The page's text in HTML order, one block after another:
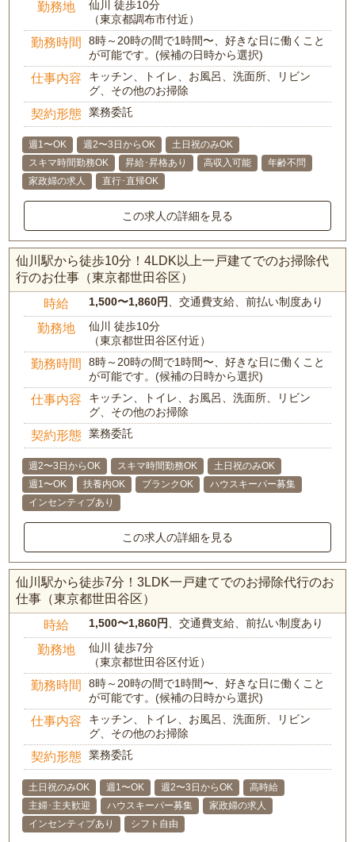
勤務地
仙川 徒歩10分
（東京都調布市付近）
勤務時間
8時～20時の間で1時間〜、好きな日に働くこと
が可能です。(候補の日時から選択)
仕事内容
キッチン、トイレ、お風呂、洗面所、リビン
グ、その他のお掃除
契約形態 業務委託
週1〜OK 週2〜3日からOK
土日祝のみOK
スキマ時間勤務OK
昇給･昇格あり 高収入可能
年齢不問
家政婦の求人
直行･直帰OK
この求人の詳細を見る
仙川駅から徒歩10分！4LDK以上一戸建てでのお掃除代
行のお仕事（東京都世田谷区）
時給 1,500〜1,860円、交通費支給、前払い制度あり
勤務地
仙川 徒歩10分
（東京都世田谷区付近）
勤務時間
8時～20時の間で1時間〜、好きな日に働くこと
が可能です。(候補の日時から選択)
仕事内容
キッチン、トイレ、お風呂、洗面所、リビン
グ、その他のお掃除
契約形態 業務委託
週2〜3日からOK スキマ時間勤務OK
土日祝のみOK
週1〜OK
扶養内OK ブランクOK
ハウスキーパー募集
インセンティブあり
この求人の詳細を見る
仙川駅から徒歩7分！3LDK一戸建てでのお掃除代行のお
仕事（東京都世田谷区）
時給 1,500〜1,860円、交通費支給、前払い制度あり
勤務地
仙川 徒歩7分
（東京都世田谷区付近）
勤務時間
8時～20時の間で1時間〜、好きな日に働くこと
が可能です。(候補の日時から選択)
仕事内容
キッチン、トイレ、お風呂、洗面所、リビン
グ、その他のお掃除
契約形態 業務委託
土日祝のみOK 週1〜OK 週2〜3日からOK
高時給
主婦･主夫歓迎
ハウスキーパー募集
家政婦の求人
インセンティブあり
シフト自由